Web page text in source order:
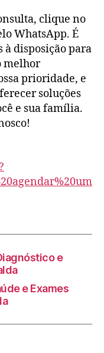
clique no
WhatsApp. É
à disposição para
melhor
prioridade, e
soluções
e sua família.
e
e Exames